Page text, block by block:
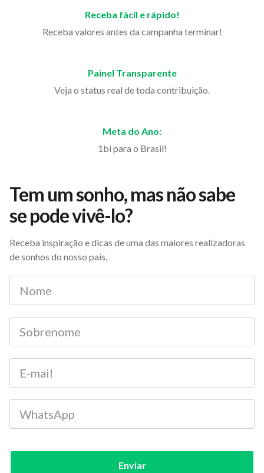
Receba fácil e rápido!
Receba valores antes da campanha terminar!
Painel Transparente
Veja o status real de toda contribuição.
Meta do Ano:
1bi para o Brasil!
Tem um sonho, mas não sabe
se pode vivê-lo?
Receba inspiração e dicas de uma das maiores realizadoras
de sonhos do nosso país.
Enviar